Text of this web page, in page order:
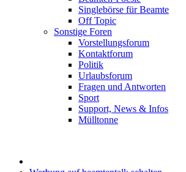
Singlebörse für Beamte
Off Topic
Sonstige Foren
Vorstellungsforum
Kontaktforum
Politik
Urlaubsforum
Fragen und Antworten
Sport
Support, News & Infos
Mülltonne